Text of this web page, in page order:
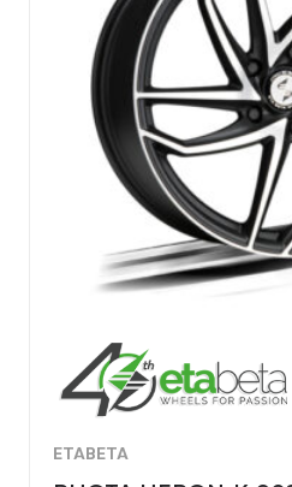
ETABETA